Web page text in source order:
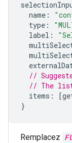
name :
type :
label :
//
// The
items : [
}
Remplacez